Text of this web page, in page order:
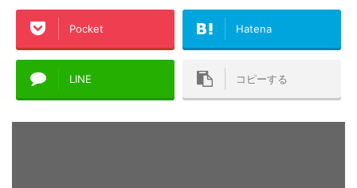
Pocket Hatena
LINE コピーする